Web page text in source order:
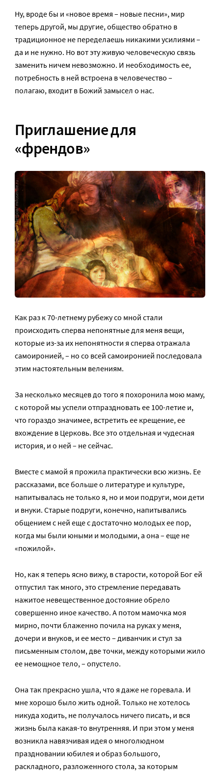
Ну, вроде бы и «новое время – новые песни», мир
теперь другой, мы другие, общество обратно в
традиционное не переделаешь никакими усилиями –
да и не нужно. Но вот эту живую человеческую связь
заменить ничем невозможно. И необходимость ее,
потребность в ней встроена в человечество –
полагаю, входит в Божий замысел о нас.
Приглашение для
«френдов»
Как раз к 70-летнему рубежу со мной стали
происходить сперва непонятные для меня вещи,
которые из-за их непонятности я сперва отражала
самоиронией, – но со всей самоиронией последовала
этим настоятельным велениям.
За несколько месяцев до того я похоронила мою маму,
с которой мы успели отпраздновать ее 100-летие и,
что гораздо значимее, встретить ее крещение, ее
вхождение в Церковь. Все это отдельная и чудесная
история, и о ней – не сейчас.
Вместе с мамой я прожила практически всю жизнь. Ее
рассказами, все больше о литературе и культуре,
напитывалась не только я, но и мои подруги, мои дети
и внуки. Старые подруги, конечно, напитывались
общением с ней еще с достаточно молодых ее пор,
когда мы были юными и молодыми, а она – еще не
«пожилой».
Но, как я теперь ясно вижу, в старости, которой Бог ей
отпустил так много, это стремление передавать
нажитое невещественное достояние обрело
совершенно иное качество. А потом мамочка моя
мирно, почти блаженно почила на руках у меня,
дочери и внуков, и ее место – диванчик и стул за
письменным столом, две точки, между которыми жило
ее немощное тело, – опустело.
Она так прекрасно ушла, что я даже не горевала. И
мне хорошо было жить одной. Только не хотелось
никуда ходить, не получалось ничего писать, и вся
жизнь была какая-то внутренняя. И при этом у меня
возникла навязчивая идея о многолюдном
праздновании юбилея и образ большого,
раскладного, разложенного стола, за которым